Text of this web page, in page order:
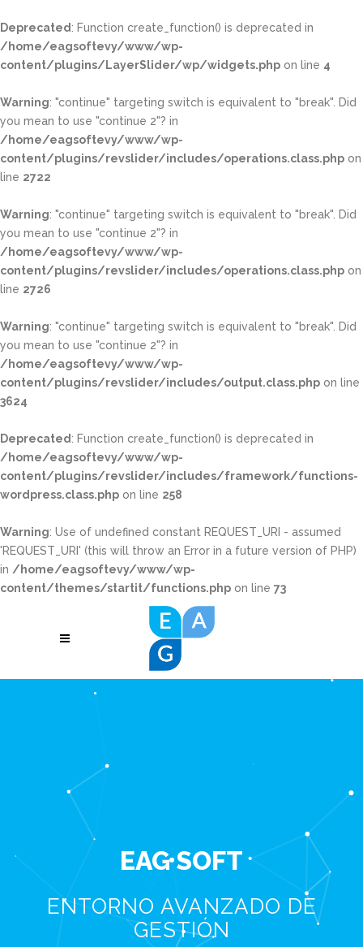
Deprecated: Function create_function() is deprecated in
/home/eagsoftevy/www/wp-
content/plugins/LayerSlider/wp/widgets.php on line 4
Warning: "continue" targeting switch is equivalent to "break". Did
you mean to use "continue 2"? in
/home/eagsoftevy/www/wp-
content/plugins/revslider/includes/operations.class.php on
line 2722
Warning: "continue" targeting switch is equivalent to "break". Did
you mean to use "continue 2"? in
/home/eagsoftevy/www/wp-
content/plugins/revslider/includes/operations.class.php on
line 2726
Warning: "continue" targeting switch is equivalent to "break". Did
you mean to use "continue 2"? in
/home/eagsoftevy/www/wp-
content/plugins/revslider/includes/output.class.php on line
3624
Deprecated: Function create_function() is deprecated in
/home/eagsoftevy/www/wp-
content/plugins/revslider/includes/framework/functions-
wordpress.class.php on line 258
Warning: Use of undefined constant REQUEST_URI - assumed
'REQUEST_URI' (this will throw an Error in a future version of PHP)
in /home/eagsoftevy/www/wp-
content/themes/startit/functions.php on line 73
EAG SOFT
ENTORNO AVANZADO DE
GESTIÓN